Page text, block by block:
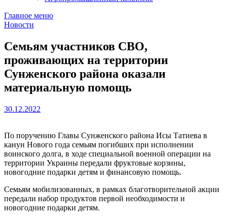
Главное меню
Новости
Семьям участников СВО,
проживающих на территории
Сунженского района оказали
материальную помощь
30.12.2022
По поручению Главы Сунженского района Исы Татиева в
канун Нового года семьям погибших при исполнении
воинского долга, в ходе специальной военной операции на
территории Украины передали фруктовые корзины,
новогодние подарки детям и финансовую помощь.
Семьям мобилизованных, в рамках благотворительной акции
передали набор продуктов первой необходимости и
новогодние подарки детям.